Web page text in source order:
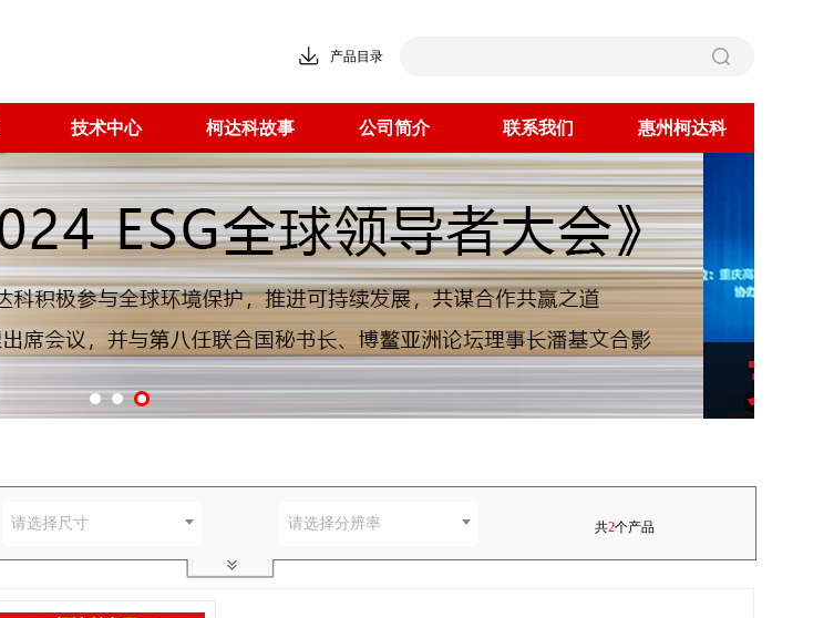
产品目录
技术中心 柯达科故事 公司简介 联系我们 惠州柯达科
请选择尺寸 请选择分辨率 共2个产品